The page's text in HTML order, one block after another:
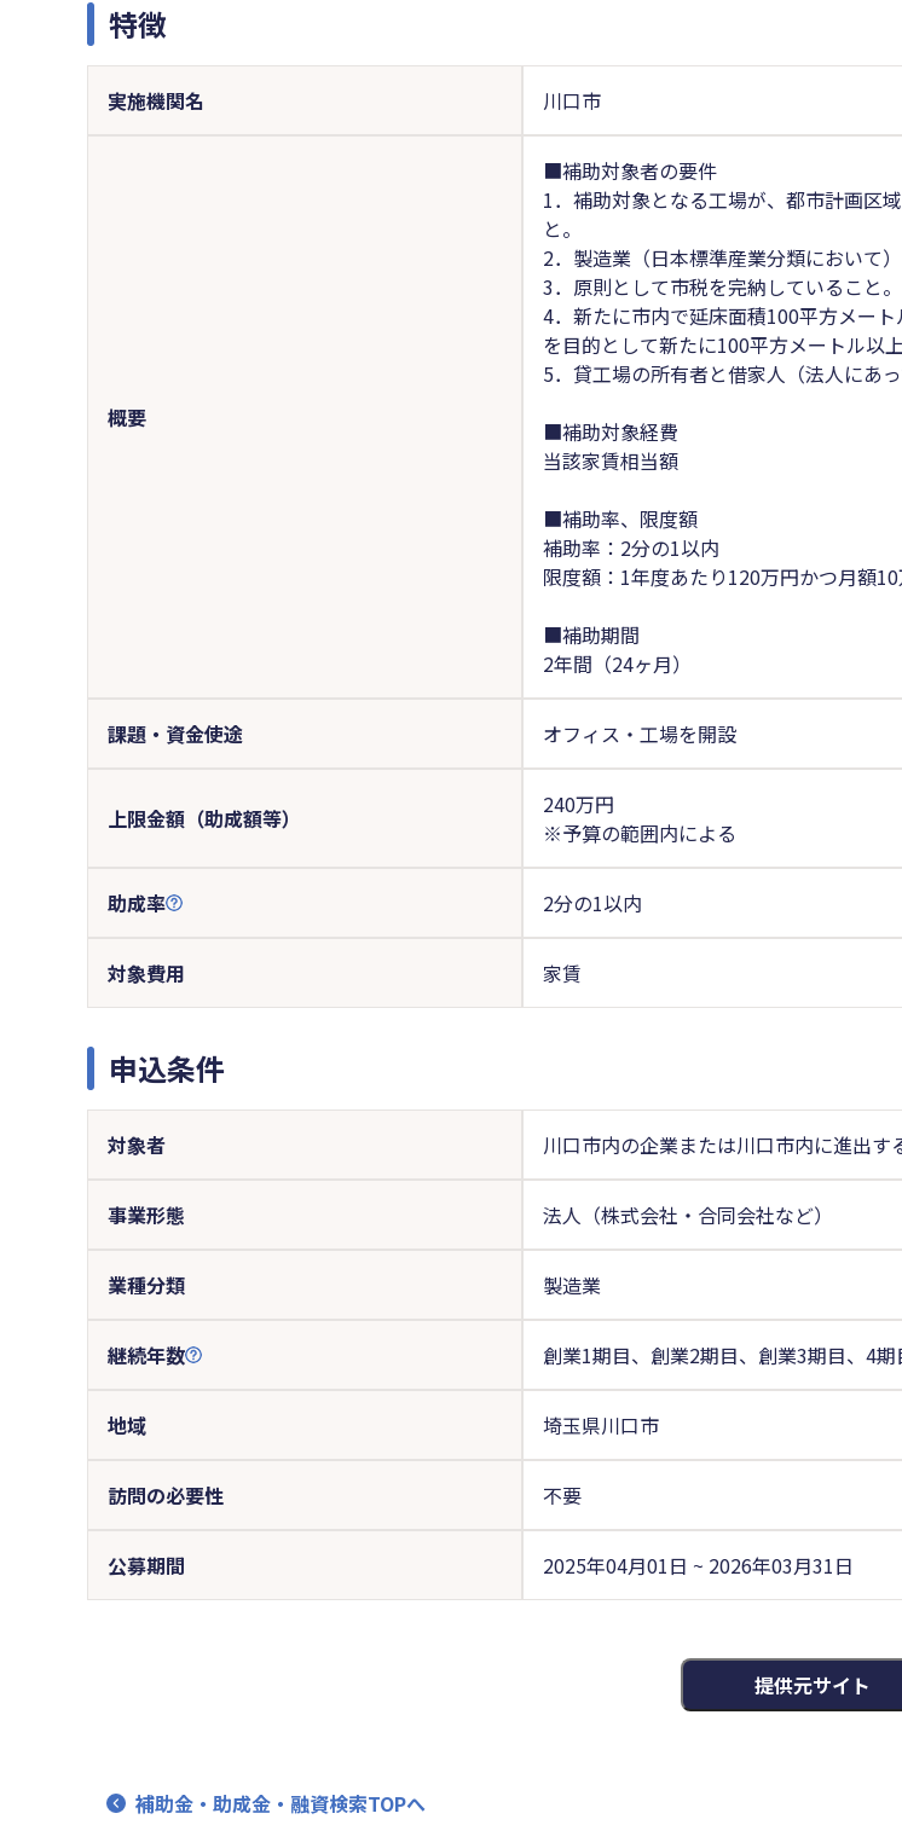
特徴
実施機関名 川口市
概要
■補助対象者の要件
1．補助対象となる工場が、都市計画区
と。
2．製造業（日本標準産業分類において
3．原則として市税を完納していること。
4．新たに市内で延床面積100平方メー
を目的として新たに100平方メートル以
5．貸工場の所有者と借家人（法人にあ
■補助対象経費
当該家賃相当額
■補助率、限度額
補助率：2分の1以内
限度額：1年度あたり120万円かつ月額
■補助期間
2年間（24ヶ月）
課題・資金使途 オフィス・工場を開設
上限金額（助成額等）
240万円
※予算の範囲内による
助成率 2分の1以内
対象費用 家賃
申込条件
対象者 川口市内の企業または川口市内に進出す
事業形態 法人（株式会社・合同会社など）
業種分類 製造業
継続年数 創業1期目、創業2期目、創業3期目、4
地域 埼玉県川口市
訪問の必要性 不要
公募期間 2025年04月01日 ~ 2026年03月31日
提供元サイト
補助金・助成金・融資検索TOPへ